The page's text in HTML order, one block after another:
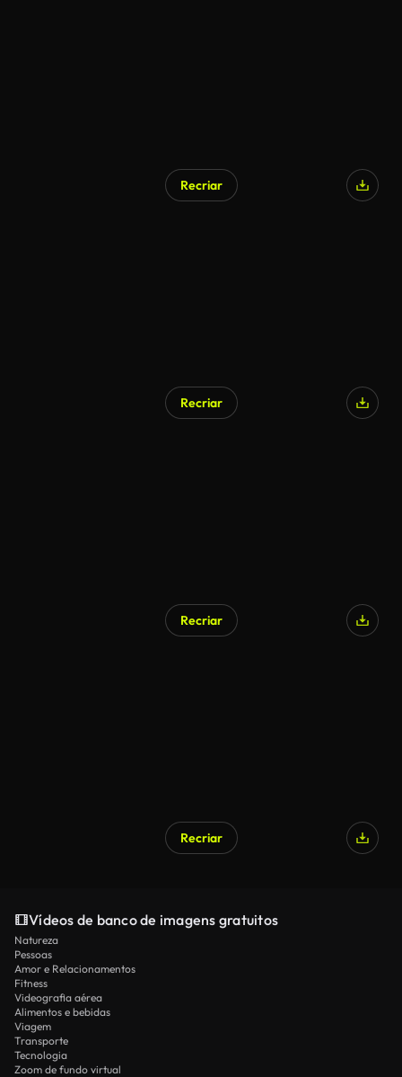
Recriar
Recriar
Recriar
Recriar
Vídeos de banco de imagens gratuitos
Natureza
Pessoas
Amor e Relacionamentos
Fitness
Videografia aérea
Alimentos e bebidas
Viagem
Transporte
Tecnologia
Zoom de fundo virtual